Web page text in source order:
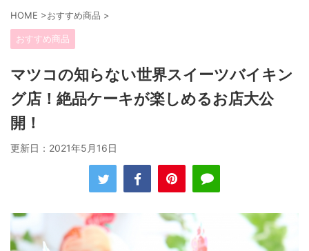
HOME >おすすめ商品 >
おすすめ商品
マツコの知らない世界スイーツバイキン
グ店！絶品ケーキが楽しめるお店大公
開！
更新日： 2021年5月16日